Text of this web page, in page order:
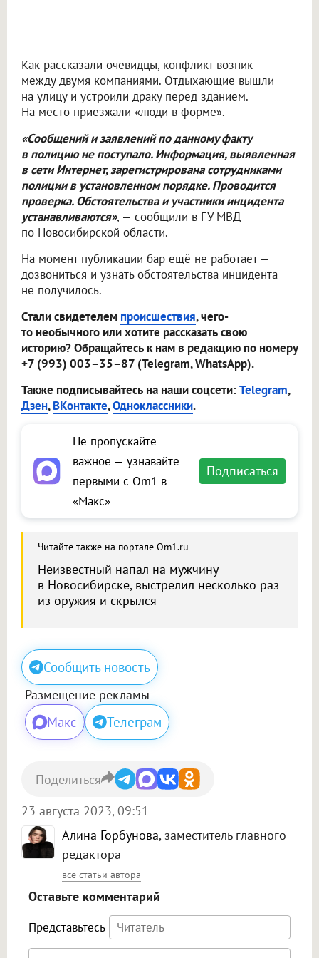
Как рассказали очевидцы, конфликт возник
между двумя компаниями. Отдыхающие вышли
на улицу и устроили драку перед зданием.
На место приезжали «люди в форме».
«Сообщений и заявлений по данному факту
в полицию не поступало. Информация, выявленная
в сети Интернет, зарегистрирована сотрудниками
полиции в установленном порядке. Проводится
проверка. Обстоятельства и участники инцидента
устанавливаются», — сообщили в ГУ МВД
по Новосибирской области.
На момент публикации бар ещё не работает —
дозвониться и узнать обстоятельства инцидента
не получилось.
Стали свидетелем происшествия, чего-
то необычного или хотите рассказать свою
историю? Обращайтесь к нам в редакцию по номеру
+7 (993) 003–35–87 (Telegram, WhatsApp).
Также подписывайтесь на наши соцсети:Telegram,
Дзен,ВКонтакте,Одноклассники.
Не пропускайте
важное — узнавайте
первыми с Om1 в
«Макс»
Подписаться
Читайте также на портале Om1.ru
Неизвестный напал на мужчину
в Новосибирске, выстрелил несколько раз
из оружия и скрылся
Сообщить новость
Размещение рекламы
Макс Телеграм
Алина Горбунова, заместитель главного
редактора
все статьи автора
23 августа 2023, 09:51
Поделиться
Оставьте комментарий
Представьтесь